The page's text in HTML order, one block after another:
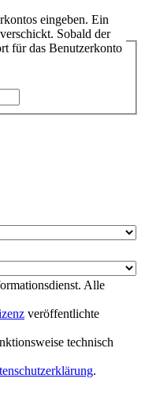
eingeben. Ein
Sobald der
für das Benutzerkonto
Alle
veröffentlichte
technisch
.